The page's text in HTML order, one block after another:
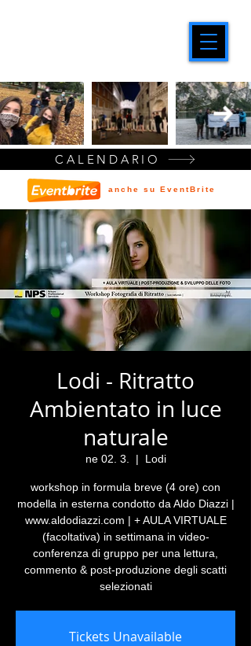
Lodi - Ritratto
Ambientato in luce
naturale
ne 02. 3.
  |
Lodi
workshop in formula breve (4 ore) con
modella in esterna condotto da Aldo Diazzi |
www.aldodiazzi.com | + AULA VIRTUALE
(facoltativa) in settimana in video-
conferenza di gruppo per una lettura,
commento & post-produzione degli scatti
selezionati
Tickets Unavailable
CALENDARIO
anche su EventBrite